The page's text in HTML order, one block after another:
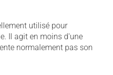
utilisé pour
Il agit en moins d'une
normalement pas son